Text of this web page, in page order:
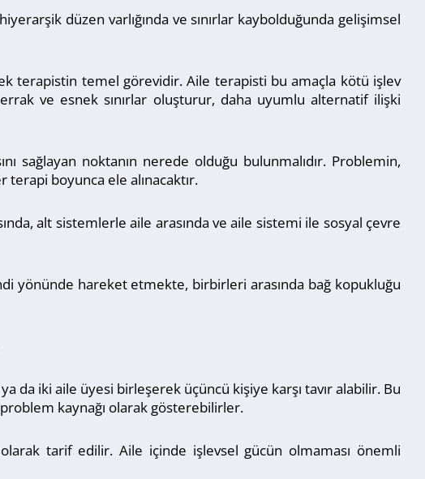
düzen varlığında ve sınırlar kaybolduğunda gelişimsel
terapistin temel görevidir. Aile terapisti bu amaçla kötü işlev
ve esnek sınırlar oluşturur, daha uyumlu alternatif ilişki
sağlayan noktanın nerede olduğu bulunmalıdır. Problemin,
boyunca ele alınacaktır.
alt sistemlerle aile arasında ve aile sistemi ile sosyal çevre
yönünde hareket etmekte, birbirleri arasında bağ kopukluğu
da iki aile üyesi birleşerek üçüncü kişiye karşı tavır alabilir. Bu
kaynağı olarak gösterebilirler.
tarif edilir. Aile içinde işlevsel gücün olmaması önemli